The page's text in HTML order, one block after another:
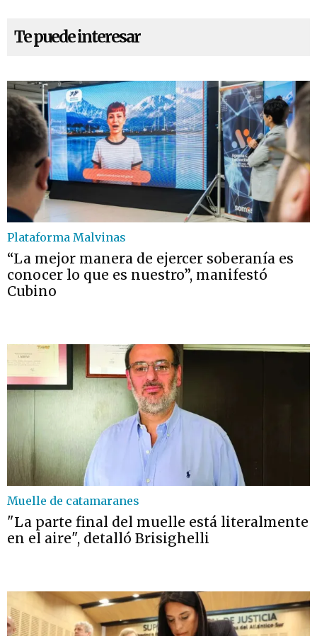
Te puede interesar
Plataforma Malvinas
“La mejor manera de ejercer soberanía es
conocer lo que es nuestro”, manifestó
Cubino
Muelle de catamaranes
"La parte final del muelle está literalmente
en el aire", detalló Brisighelli